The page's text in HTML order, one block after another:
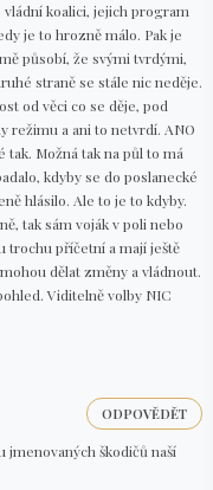
vládní koalici, jejich program
je to hrozně málo. Pak je
působí, že svými tvrdými,
straně se stále nic neděje.
od věci co se děje, pod
režimu a ani to netvrdí. ANO
Možná tak na půl to má
kdyby se do poslanecké
hlásilo. Ale to je to kdyby.
tak sám voják v poli nebo
trochu příčetní a mají ještě
dělat změny a vládnout.
Viditelně volby NIC
jmenovaných škodičů naší
ODPOVĚDĚT